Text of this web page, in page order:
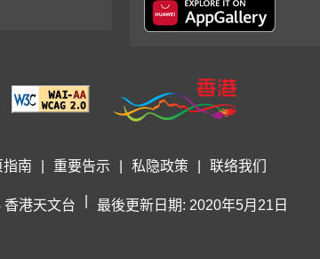
指南 重要告示 私隐政策 联络我们
港天文台 最後更新日期: 2020年5月21日